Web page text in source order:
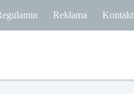
Reklama Kontakt